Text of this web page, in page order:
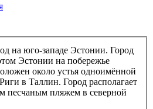
на юго-западе Эстонии. Город
Эстонии на побережье
около устья одноимённой
в Таллин. Город располагает
пляжем в северной